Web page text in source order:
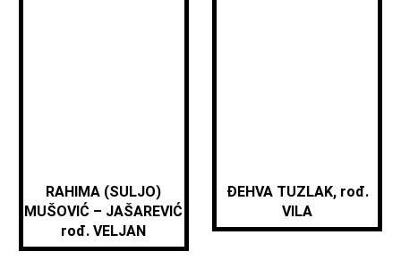
RAHIMA (SULJO)
MUŠOVIĆ – JAŠAREVIĆ
rođ. VELJAN
ĐEHVA TUZLAK, rođ.
VILA